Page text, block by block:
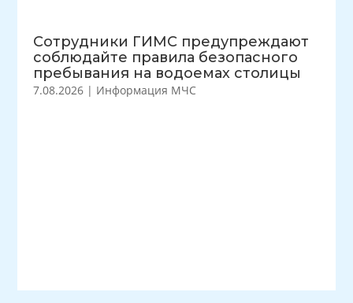
Сотрудники ГИМС предупреждают
соблюдайте правила безопасного
пребывания на водоемах столицы
7.08.2026 | Информация МЧС